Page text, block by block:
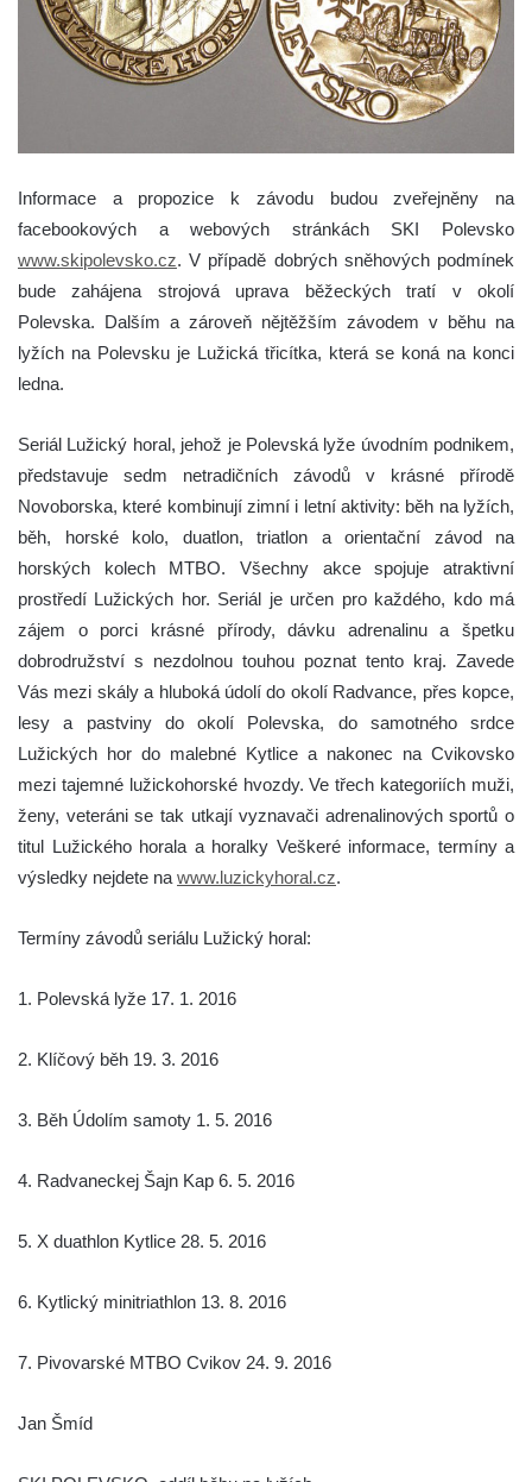
Informace a propozice k závodu budou zveřejněny na
facebookových a webových stránkách SKI Polevsko
www.skipolevsko.cz. V případě dobrých sněhových podmínek
bude zahájena strojová uprava běžeckých tratí v okolí
Polevska. Dalším a zároveň nějtěžším závodem v běhu na
lyžích na Polevsku je Lužická třicítka, která se koná na konci
ledna.
Seriál Lužický horal, jehož je Polevská lyže úvodním podnikem,
představuje sedm netradičních závodů v krásné přírodě
Novoborska, které kombinují zimní i letní aktivity: běh na lyžích,
běh, horské kolo, duatlon, triatlon a orientační závod na
horských kolech MTBO. Všechny akce spojuje atraktivní
prostředí Lužických hor. Seriál je určen pro každého, kdo má
zájem o porci krásné přírody, dávku adrenalinu a špetku
dobrodružství s nezdolnou touhou poznat tento kraj. Zavede
Vás mezi skály a hluboká údolí do okolí Radvance, přes kopce,
lesy a pastviny do okolí Polevska, do samotného srdce
Lužických hor do malebné Kytlice a nakonec na Cvikovsko
mezi tajemné lužickohorské hvozdy. Ve třech kategoriích muži,
ženy, veteráni se tak utkají vyznavači adrenalinových sportů o
titul Lužického horala a horalky Veškeré informace, termíny a
výsledky nejdete na www.luzickyhoral.cz.
Termíny závodů seriálu Lužický horal:
1. Polevská lyže 17. 1. 2016
2. Klíčový běh 19. 3. 2016
3. Běh Údolím samoty 1. 5. 2016
4. Radvaneckej Šajn Kap 6. 5. 2016
5. X duathlon Kytlice 28. 5. 2016
6. Kytlický minitriathlon 13. 8. 2016
7. Pivovarské MTBO Cvikov 24. 9. 2016
Jan Šmíd